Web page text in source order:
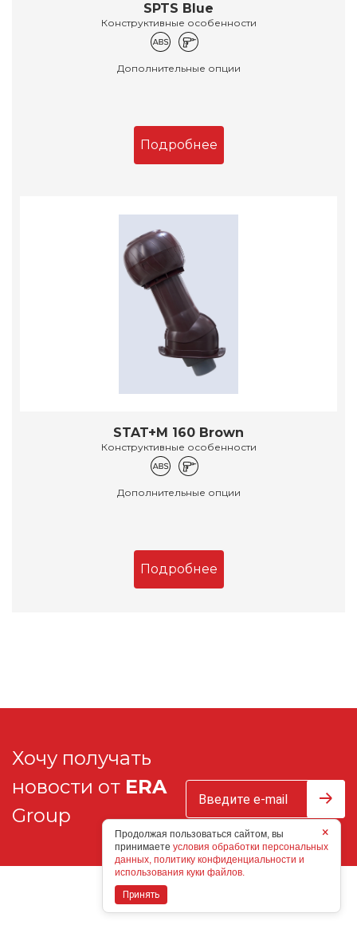
SPTS Blue
Конструктивные особенности
Дополнительные опции
Подробнее
STAT+M 160 Brown
Конструктивные особенности
Дополнительные опции
Подробнее
Хочу получать
новости от ERA
Group
×
Продолжая пользоваться сайтом, вы
принимаете условия обработки персональных
данных, политику конфиденциальности и
использования куки файлов.
Принять